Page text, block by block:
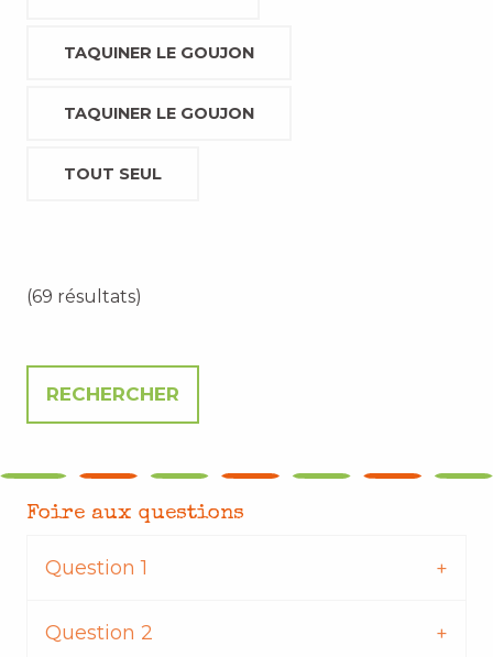
TAQUINER LE GOUJON
TAQUINER LE GOUJON
TOUT SEUL
(69 résultats)
Foire aux questions
Question 1
Question 2